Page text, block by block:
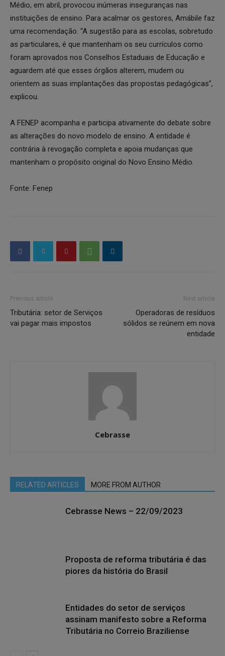
Médio, em abril, provocou inúmeras inseguranças nas
instituições de ensino. Para acalmar os gestores, Amábile faz
uma recomendação. “A sugestão para as escolas, sobretudo
as particulares, é que mantenham os seu currículos como
foram aprovados nos Conselhos Estaduais de Educação e
aguardem até que esses órgãos alterem, mudem ou
orientem as suas implantações das propostas pedagógicas”,
explicou.
A FENEP acompanha e participa ativamente do debate sobre
as alterações do novo modelo de ensino. A entidade é
contrária à revogação completa e apoia mudanças que
mantenham o propósito original do Novo Ensino Médio.
Fonte: Fenep
Previous article
Tributária: setor de Serviços
vai pagar mais impostos
Next article
Operadoras de resíduos
sólidos se reúnem em nova
entidade
Cebrasse
RELATED ARTICLES MORE FROM AUTHOR
Cebrasse News – 22/09/2023
Proposta de reforma tributária é das
piores da história do Brasil
Entidades do setor de serviços
assinam manifesto sobre a Reforma
Tributária no Correio Braziliense